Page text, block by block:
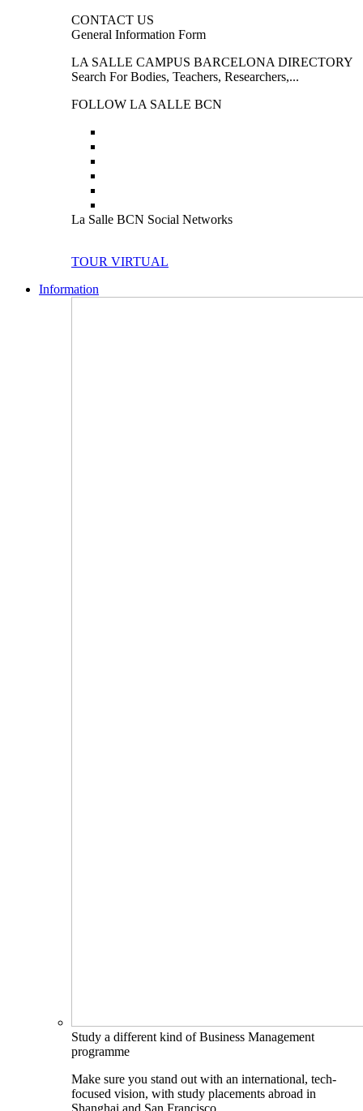
CONTACT US
General Information Form
LA SALLE CAMPUS BARCELONA DIRECTORY
Search For Bodies, Teachers, Researchers,...
FOLLOW LA SALLE BCN
La Salle BCN Social Networks
TOUR VIRTUAL
Information
Study a different kind of Business Management
programme
Make sure you stand out with an international, tech-
focused vision, with study placements abroad in
Shanghai and San Francisco.